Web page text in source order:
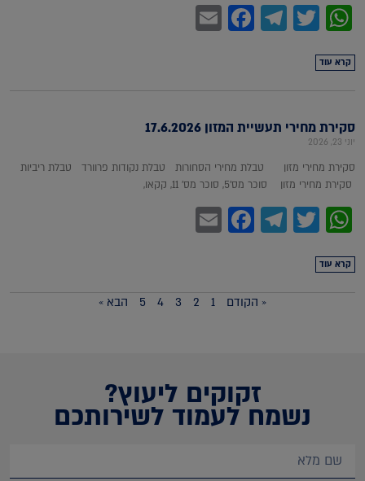
WhatsApp
Twitter
Telegram
Facebook
קרא עוד
סקירת מחירי תעשיית המזון 17.6.2026
יוני 23, 2026
סקירת מחירי מזון טבלת מחירי הסחורות טבלת נקודות פרוורד טבלת ריביות
סקירת מחירי מזון סוכר מס'5, סוכר מס' 11, קקאו,
WhatsApp
Twitter
Telegram
Facebook
קרא עוד
« הקודם 1
2
3
4
5 הבא »
זקוקים ליעוץ?
נשמח לעמוד לשירותכם